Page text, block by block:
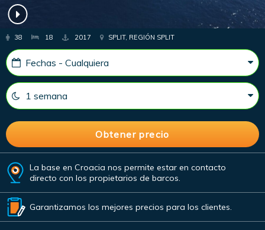
38 18 2017 SPLIT, REGIÓN SPLIT
La base en Croacia nos permite estar en contacto
directo con los propietarios de barcos.
Garantizamos los mejores precios para los clientes.